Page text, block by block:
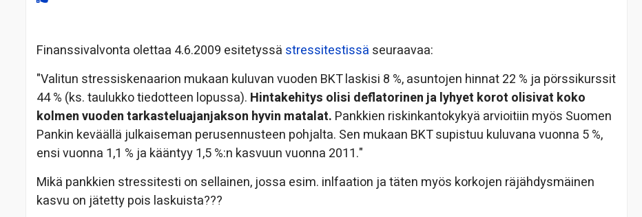
Finanssivalvonta olettaa 4.6.2009 esitetyssä stressitestissä seuraavaa:
"Valitun stressiskenaarion mukaan kuluvan vuoden BKT laskisi 8 %, asuntojen hinnat 22 % ja pörssikurssit
44 % (ks. taulukko tiedotteen lopussa). Hintakehitys olisi deflatorinen ja lyhyet korot olisivat koko
kolmen vuoden tarkasteluajanjakson hyvin matalat. Pankkien riskinkantokykyä arvioitiin myös Suomen
Pankin keväällä julkaiseman perusennusteen pohjalta. Sen mukaan BKT supistuu kuluvana vuonna 5 %,
ensi vuonna 1,1 % ja kääntyy 1,5 %:n kasvuun vuonna 2011."
Mikä pankkien stressitesti on sellainen, jossa esim. inlfaation ja täten myös korkojen räjähdysmäinen
kasvu on jätetty pois laskuista???